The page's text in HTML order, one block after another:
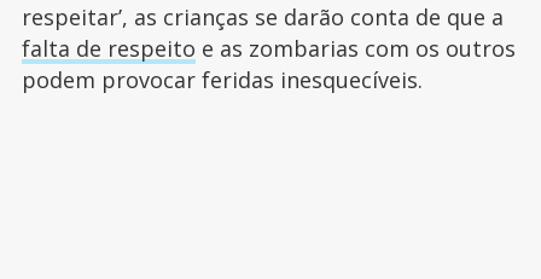
respeitar’, as crianças se darão conta de que a
falta de respeito e as zombarias com os outros
podem provocar feridas inesquecíveis.